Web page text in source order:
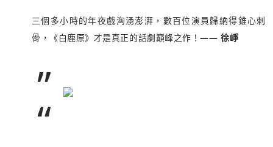
三個多小時的年夜戲洶湧澎湃，數百位演員歸納得錐心刺
骨，《白鹿原》才是真正的話劇巔峰之作！—— 徐崢
”
“